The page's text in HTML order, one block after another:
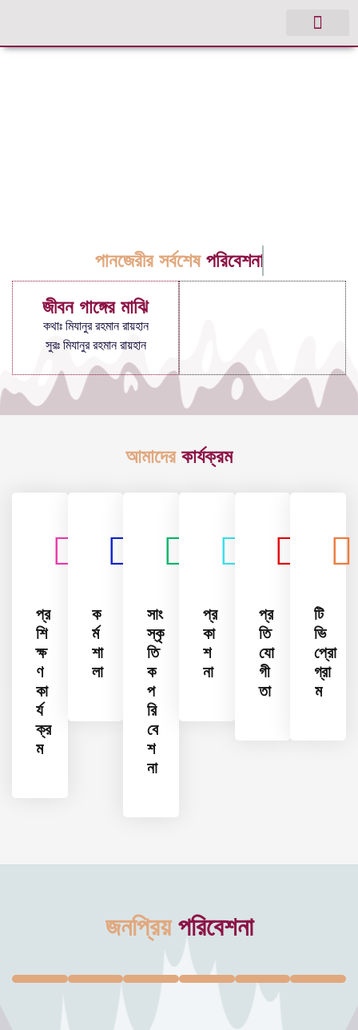
পানজেরীর সর্বশেষ পরিবেশনা
জীবন গাঙ্গের মাঝি
কথাঃ মিযানুর রহমান রায়হান
সুরঃ মিযানুর রহমান রায়হান
আমাদের কার্যক্রম
প্র
শি
ক্ষ
ণ
কা
র্য
ক্র
ম
ক
র্ম
শা
লা
সাং
স্কৃ
তি
ক
প
রি
বে
শ
না
প্র
কা
শ
না
প্র
তি
যো
গী
তা
টি
ভি
প্রো
গ্রা
ম
জনপ্রিয় পরিবেশনা